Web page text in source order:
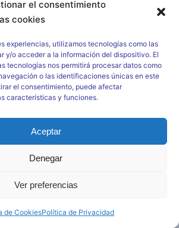
el consentimiento
cookies
experiencias, utilizamos tecnologías como las
y/o acceder a la información del dispositivo. El
tecnologías nos permitirá procesar datos como
o las identificaciones únicas en este
el consentimiento, puede afectar
características y funciones.
Aceptar
Denegar
Ver preferencias
de CookiesPolítica de Privacidad
marcados con *